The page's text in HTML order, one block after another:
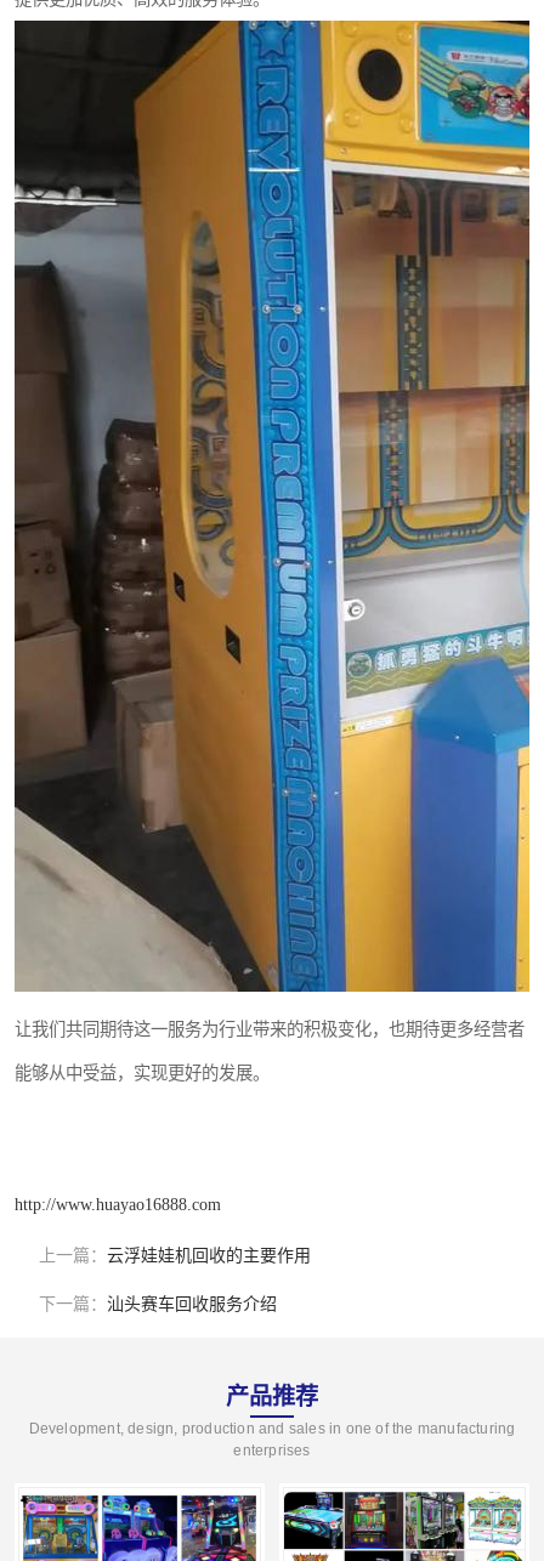
让我们共同期待这一服务为行业带来的积极变化，也期待更多经营者
能够从中受益，实现更好的发展。
http://www.huayao16888.com
上一篇： 云浮娃娃机回收的主要作用
下一篇： 汕头赛车回收服务介绍
产品推荐
Development, design, production and sales in one of the manufacturing
enterprises